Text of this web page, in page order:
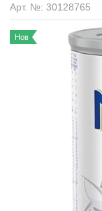
Арт. №: 30128765
Нов